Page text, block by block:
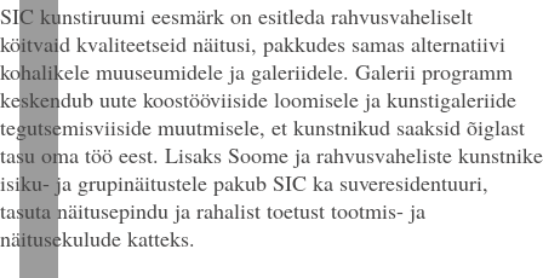
SIC kunstiruumi eesmärk on esitleda rahvusvaheliselt
köitvaid kvaliteetseid näitusi, pakkudes samas alternatiivi
kohalikele muuseumidele ja galeriidele. Galerii programm
keskendub uute koostööviiside loomisele ja kunstigaleriide
tegutsemisviiside muutmisele, et kunstnikud saaksid õiglast
tasu oma töö eest. Lisaks Soome ja rahvusvaheliste kunstnike
isiku- ja grupinäitustele pakub SIC ka suveresidentuuri,
tasuta näitusepindu ja rahalist toetust tootmis- ja
näitusekulude katteks.